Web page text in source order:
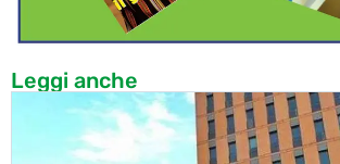
Leggi anche